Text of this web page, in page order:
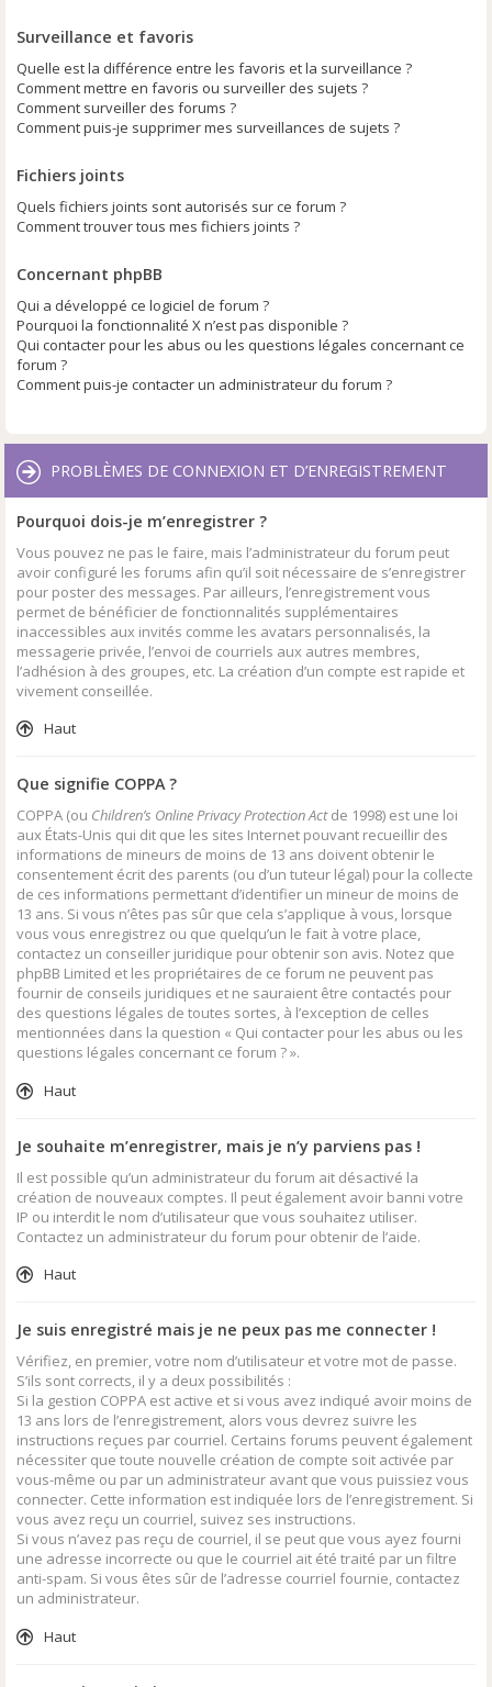
Surveillance et favoris
Quelle est la différence entre les favoris et la surveillance ?
Comment mettre en favoris ou surveiller des sujets ?
Comment surveiller des forums ?
Comment puis-je supprimer mes surveillances de sujets ?
Fichiers joints
Quels fichiers joints sont autorisés sur ce forum ?
Comment trouver tous mes fichiers joints ?
Concernant phpBB
Qui a développé ce logiciel de forum ?
Pourquoi la fonctionnalité X n’est pas disponible ?
Qui contacter pour les abus ou les questions légales concernant ce
forum ?
Comment puis-je contacter un administrateur du forum ?
PROBLÈMES DE CONNEXION ET D’ENREGISTREMENT
Pourquoi dois-je m’enregistrer ?
Vous pouvez ne pas le faire, mais l’administrateur du forum peut
avoir configuré les forums afin qu’il soit nécessaire de s’enregistrer
pour poster des messages. Par ailleurs, l’enregistrement vous
permet de bénéficier de fonctionnalités supplémentaires
inaccessibles aux invités comme les avatars personnalisés, la
messagerie privée, l’envoi de courriels aux autres membres,
l’adhésion à des groupes, etc. La création d’un compte est rapide et
vivement conseillée.
Haut
Que signifie COPPA ?
COPPA (ou Children’s Online Privacy Protection Actde 1998) est une loi
aux États-Unis qui dit que les sites Internet pouvant recueillir des
informations de mineurs de moins de 13 ans doivent obtenir le
consentement écrit des parents (ou d’un tuteur légal) pour la collecte
de ces informations permettant d’identifier un mineur de moins de
13 ans. Si vous n’êtes pas sûr que cela s’applique à vous, lorsque
vous vous enregistrez ou que quelqu’un le fait à votre place,
contactez un conseiller juridique pour obtenir son avis. Notez que
phpBB Limited et les propriétaires de ce forum ne peuvent pas
fournir de conseils juridiques et ne sauraient être contactés pour
des questions légales de toutes sortes, à l’exception de celles
mentionnées dans la question « Qui contacter pour les abus ou les
questions légales concernant ce forum ? ».
Haut
Je souhaite m’enregistrer, mais je n’y parviens pas !
Il est possible qu’un administrateur du forum ait désactivé la
création de nouveaux comptes. Il peut également avoir banni votre
IP ou interdit le nom d’utilisateur que vous souhaitez utiliser.
Contactez un administrateur du forum pour obtenir de l’aide.
Haut
Je suis enregistré mais je ne peux pas me connecter !
Vérifiez, en premier, votre nom d’utilisateur et votre mot de passe.
S’ils sont corrects, il y a deux possibilités :
Si la gestion COPPA est active et si vous avez indiqué avoir moins de
13 ans lors de l’enregistrement, alors vous devrez suivre les
instructions reçues par courriel. Certains forums peuvent également
nécessiter que toute nouvelle création de compte soit activée par
vous-même ou par un administrateur avant que vous puissiez vous
connecter. Cette information est indiquée lors de l’enregistrement. Si
vous avez reçu un courriel, suivez ses instructions.
Si vous n’avez pas reçu de courriel, il se peut que vous ayez fourni
une adresse incorrecte ou que le courriel ait été traité par un filtre
anti-spam. Si vous êtes sûr de l’adresse courriel fournie, contactez
un administrateur.
Haut